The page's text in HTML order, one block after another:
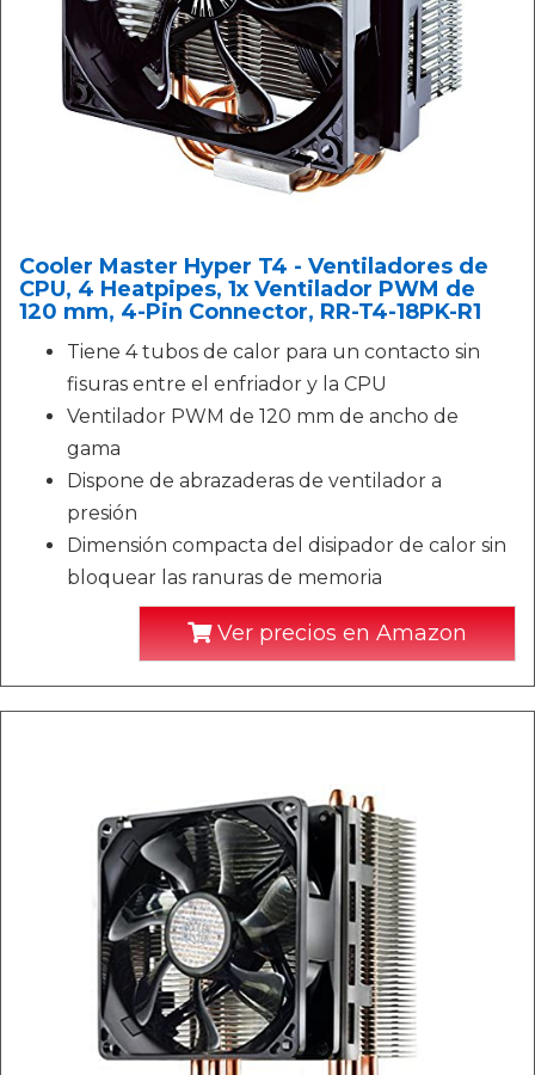
Cooler Master Hyper T4 - Ventiladores de
CPU, 4 Heatpipes, 1x Ventilador PWM de
120 mm, 4-Pin Connector, RR-T4-18PK-R1
Tiene 4 tubos de calor para un contacto sin
fisuras entre el enfriador y la CPU
Ventilador PWM de 120 mm de ancho de
gama
Dispone de abrazaderas de ventilador a
presión
Dimensión compacta del disipador de calor sin
bloquear las ranuras de memoria
Ver precios en Amazon